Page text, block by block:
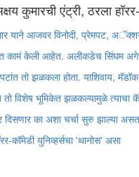
कुमारची एंट्री, ठरला
याने आजवर विनोदी, प्रेमपट,
कामं केली आहेत. अलीकडेच सिंघम
तो झळकला होता. याशिवाय, मॅडॉक
तो विशेष भूमिकेत झळकल्यामुळे त्याचा
का अशा चर्चा सुरु झाल्या
कॉमेडी युनिव्हर्सचा 'थानोस' असा